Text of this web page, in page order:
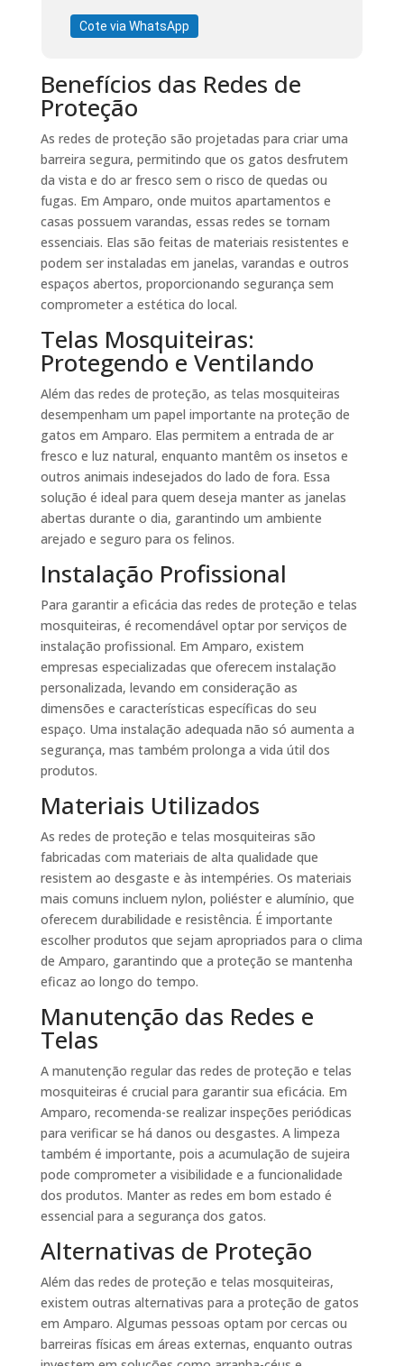
Cote via WhatsApp
Benefícios das Redes de
Proteção
As redes de proteção são projetadas para criar uma
barreira segura, permitindo que os gatos desfrutem
da vista e do ar fresco sem o risco de quedas ou
fugas. Em Amparo, onde muitos apartamentos e
casas possuem varandas, essas redes se tornam
essenciais. Elas são feitas de materiais resistentes e
podem ser instaladas em janelas, varandas e outros
espaços abertos, proporcionando segurança sem
comprometer a estética do local.
Telas Mosquiteiras:
Protegendo e Ventilando
Além das redes de proteção, as telas mosquiteiras
desempenham um papel importante na proteção de
gatos em Amparo. Elas permitem a entrada de ar
fresco e luz natural, enquanto mantêm os insetos e
outros animais indesejados do lado de fora. Essa
solução é ideal para quem deseja manter as janelas
abertas durante o dia, garantindo um ambiente
arejado e seguro para os felinos.
Instalação Profissional
Para garantir a eficácia das redes de proteção e telas
mosquiteiras, é recomendável optar por serviços de
instalação profissional. Em Amparo, existem
empresas especializadas que oferecem instalação
personalizada, levando em consideração as
dimensões e características específicas do seu
espaço. Uma instalação adequada não só aumenta a
segurança, mas também prolonga a vida útil dos
produtos.
Materiais Utilizados
As redes de proteção e telas mosquiteiras são
fabricadas com materiais de alta qualidade que
resistem ao desgaste e às intempéries. Os materiais
mais comuns incluem nylon, poliéster e alumínio, que
oferecem durabilidade e resistência. É importante
escolher produtos que sejam apropriados para o clima
de Amparo, garantindo que a proteção se mantenha
eficaz ao longo do tempo.
Manutenção das Redes e
Telas
A manutenção regular das redes de proteção e telas
mosquiteiras é crucial para garantir sua eficácia. Em
Amparo, recomenda-se realizar inspeções periódicas
para verificar se há danos ou desgastes. A limpeza
também é importante, pois a acumulação de sujeira
pode comprometer a visibilidade e a funcionalidade
dos produtos. Manter as redes em bom estado é
essencial para a segurança dos gatos.
Alternativas de Proteção
Além das redes de proteção e telas mosquiteiras,
existem outras alternativas para a proteção de gatos
em Amparo. Algumas pessoas optam por cercas ou
barreiras físicas em áreas externas, enquanto outras